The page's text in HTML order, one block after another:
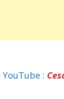
: